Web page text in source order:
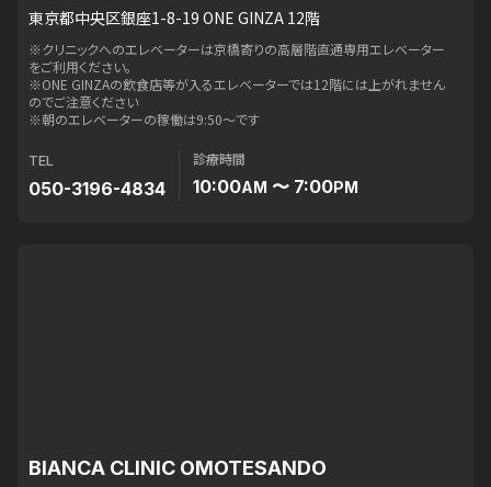
東京都中央区銀座1-8-19 ONE GINZA 12階
※クリニックへのエレベーターは京橋寄りの高層階直通専用エレベーター
をご利用ください。
※ONE GINZAの飲食店等が入るエレベーターでは12階には上がれません
のでご注意ください
※朝のエレベーターの稼働は9:50〜です
TEL
050-3196-4834
診療時間
10:00AM 〜 7:00PM
BIANCA CLINIC OMOTESANDO